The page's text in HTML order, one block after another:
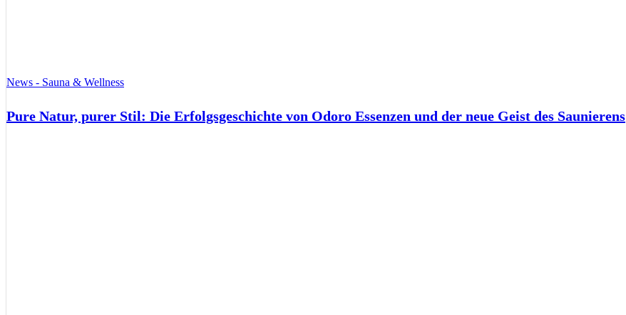
News - Sauna & Wellness
Pure Natur, purer Stil: Die Erfolgsgeschichte von Odoro Essenzen und der neue Geist des Saunierens